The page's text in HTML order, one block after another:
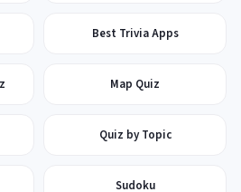
Best Trivia Apps
Map Quiz
Quiz by Topic
Sudoku